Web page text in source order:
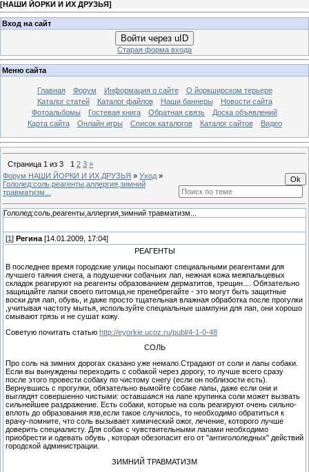
[НАШИ ЙОРКИ И ИХ ДРУЗЬЯ]
Вход на сайт
Войти через uID
Старая форма входа
Меню сайта
Главная Форум Информация о сайте
О йоркширском терьере
Каталог статей
Каталог файлов Наши баннеры
Новости сайта
Фотоальбомы
Гостевая книга Обратная связь
Доска объявлений
Карта сайта
Онлайн игры Список каталогов Каталог сайтов Видео
Страница 1 из 3 1 2 3 »
Форум НАШИ ЙОРКИ И ИХ ДРУЗЬЯ » Уход »
Гололед:соль,реагенты,аллергия,зимний
травматизм...
Гололед:соль,реагенты,аллергия,зимний травматизм...
[1 ] Регина [14.01.2009, 17:04]
РЕАГЕНТЫ
В последнее время городские улицы посыпают специальными реагентами для
лучшего таяния снега, а подушечки собачьих лап, нежная кожа межпальцевых
складок реагируют на реагенты образованием дерматитов, трещин.... Обязательно
защищайте лапки своего питомца,не пренебрегайте - это могут быть защитные
воски для лап, обувь, и даже просто тщательная влажная обработка после прогулки
,учитывая частоту мытья, используйте специальные шампуни для лап, они хорошо
смывают грязь и не сушат кожу.
Советую почитать статью http://eyorkie.ucoz.ru/publ/4-1-0-48
CОЛЬ
Про соль на зимних дорогах сказано уже немало.Страдают от соли и лапы собаки.
Если вы вынуждены переходить с собакой через дорогу, то лучше всего сразу
после этого провести собаку по чистому снегу (если он поблизости есть).
Вернувшись с прогулки, обязательно вымойте собаке лапы, даже если они и
выглядят совершенно чистыми: оставшаяся на лапе крупинка соли может вызвать
сильнейшее раздражение. Есть собаки, которые на соль реагируют очень сильно-
вплоть до образования язв,если такое случилось, то необходимо обратиться к
врачу-помните, что соль вызывает химический ожог, лечение, которого лучше
доверить специалисту. Для собак с чувствительными лапами необходимо
приобрести и одевать обувь , которая обезопасит его от "антигололедных" действий
городской администрации.
ЗИМНИЙ ТРАВМАТИЗМ